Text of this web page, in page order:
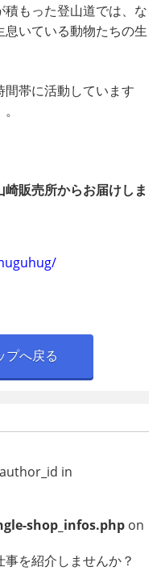
もった登山道では、な
いている動物たちの生
帯に活動しています
販売所からお届けしま
プへ戻る
in
shop_infos.php on
を紹介しませんか？